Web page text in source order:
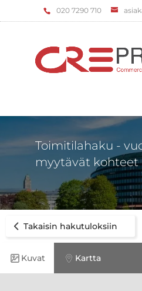
‌020 7290 710
Toimitilahaku -
myytävät kohteet
Takaisin hakutuloksiin
Kuvat Kartta